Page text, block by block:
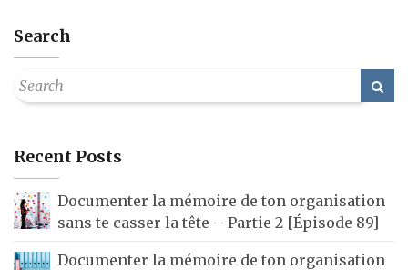
Search
Recent Posts
Documenter la mémoire de ton organisation
sans te casser la tête – Partie 2 [Épisode 89]
Documenter la mémoire de ton organisation